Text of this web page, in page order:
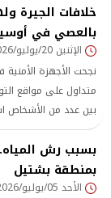
خلافات الجيرة
بالعصي في
الإثنين 20/يوليو/2026 - 04:40 م
نجحت الأجهزة
متداول على مواقع
بين عدد من الأشخاص
مركز شرطة أوسيم
بسبب رش
بمنطقة بشتيل
الأحد 05/يوليو/2026 - 08:29 م